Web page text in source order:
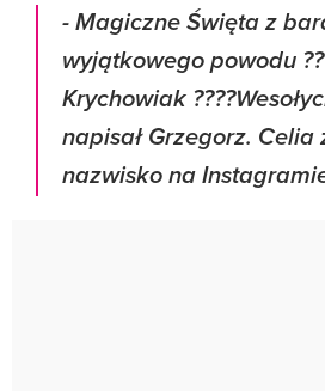
- Magiczne Święta z
wyjątkowego powodu
Krychowiak
napisał Grzegorz. Celia
nazwisko na